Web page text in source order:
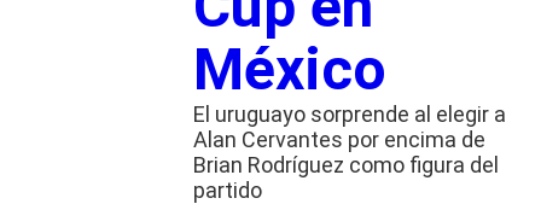
México
El uruguayo sorprende al elegir a
Alan Cervantes por encima de
Brian Rodríguez como figura del
partido